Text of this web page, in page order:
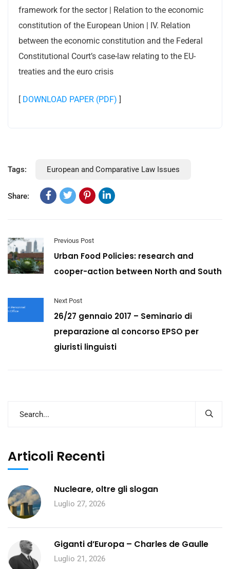
framework for the sector | Relation to the economic
constitution of the European Union | IV. Relation
between the economic constitution and the Federal
Constitutional Court’s case-law relating to the EU-
treaties and the euro crisis
[ DOWNLOAD PAPER (PDF) ]
Tags: European and Comparative Law Issues
Share:
Previous Post
Urban Food Policies: research and
cooper-action between North and South
Next Post
26/27 gennaio 2017 – Seminario di
preparazione al concorso EPSO per
giuristi linguisti
Articoli Recenti
Nucleare, oltre gli slogan
Luglio 27, 2026
Giganti d’Europa – Charles de Gaulle
Luglio 21, 2026